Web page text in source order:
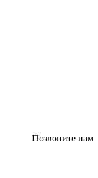
Позвоните нам